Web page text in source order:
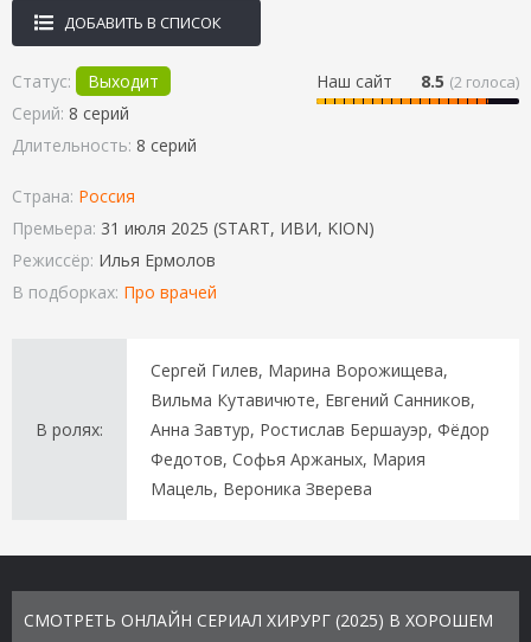
ДОБАВИТЬ В СПИСОК
Наш сайт 8.5 (2 голоса)
Статус:
Выходит
Серий: 8 серий
Длительность: 8 серий
Страна: Россия
Премьера: 31 июля 2025 (START, ИВИ, KION)
Режиссёр: Илья Ермолов
В подборках: Про врачей
В ролях:
Сергей Гилев, Марина Ворожищева,
Вильма Кутавичюте, Евгений Санников,
Анна Завтур, Ростислав Бершауэр, Фёдор
Федотов, Софья Аржаных, Мария
Мацель, Вероника Зверева
СМОТРЕТЬ ОНЛАЙН СЕРИАЛ ХИРУРГ (2025) В ХОРОШЕМ